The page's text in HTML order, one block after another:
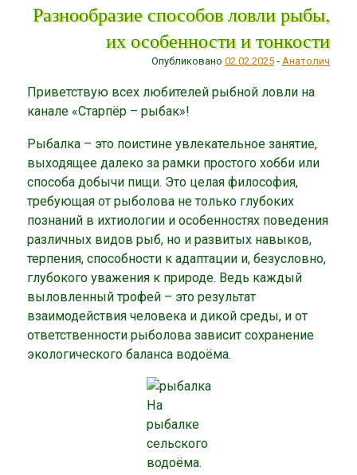
Разнообразие способов ловли рыбы,
их особенности и тонкости
Опубликовано 02.02.2025- Анатолич
Приветствую всех любителей рыбной ловли на
канале «Старпёр – рыбак»!
Рыбалка – это поистине увлекательное занятие,
выходящее далеко за рамки простого хобби или
способа добычи пищи. Это целая философия,
требующая от рыболова не только глубоких
познаний в ихтиологии и особенностях поведения
различных видов рыб, но и развитых навыков,
терпения, способности к адаптации и, безусловно,
глубокого уважения к природе. Ведь каждый
выловленный трофей – это результат
взаимодействия человека и дикой среды, и от
ответственности рыболова зависит сохранение
экологического баланса водоёма.
На
рыбалке
сельского
водоёма.